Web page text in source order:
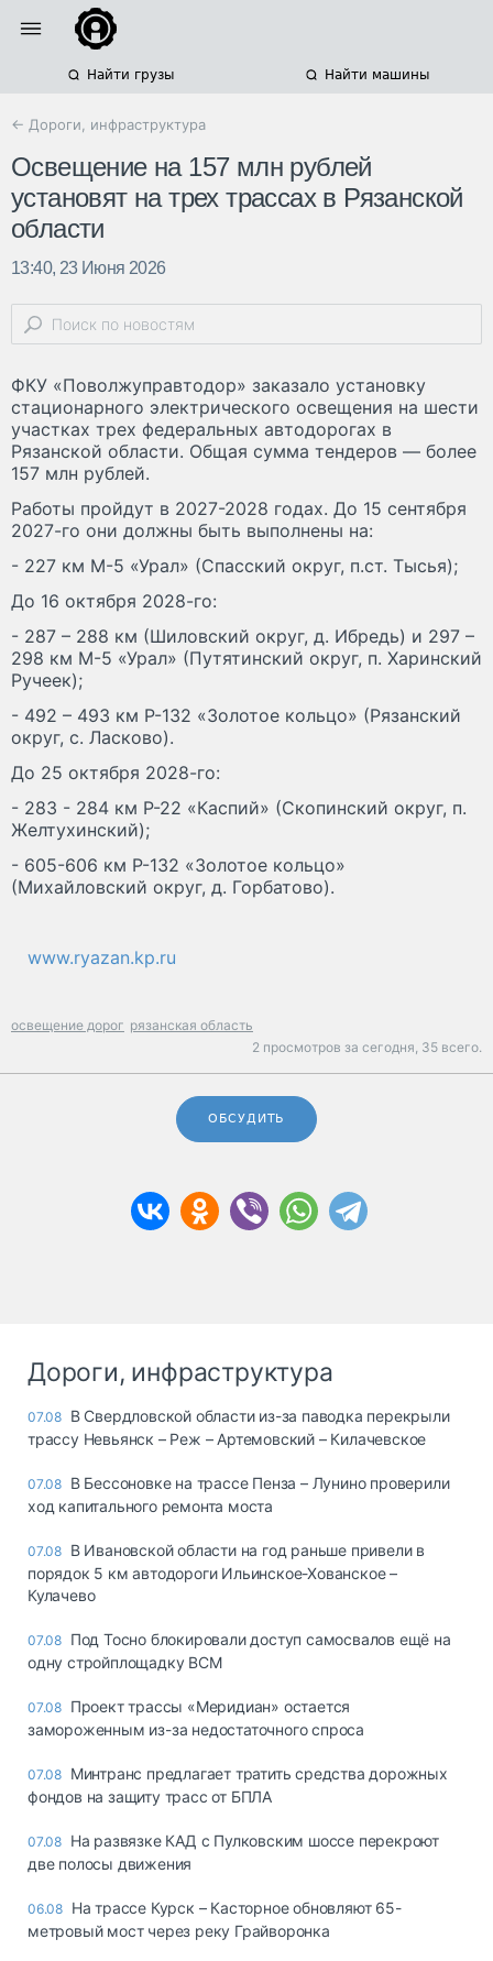
Найти грузы Найти машины
← Дороги, инфраструктура
Освещение на 157 млн рублей
установят на трех трассах в Рязанской
области
13:40, 23 Июня 2026
ФКУ «Поволжуправтодор» заказало установку
стационарного электрического освещения на шести
участках трех федеральных автодорогах в
Рязанской области. Общая сумма тендеров — более
157 млн рублей.
Работы пройдут в 2027-2028 годах. До 15 сентября
2027-го они должны быть выполнены на:
- 227 км М-5 «Урал» (Спасский округ, п.ст. Тысья);
До 16 октября 2028-го:
- 287 – 288 км (Шиловский округ, д. Ибредь) и 297 –
298 км М-5 «Урал» (Путятинский округ, п. Харинский
Ручеек);
- 492 – 493 км Р-132 «Золотое кольцо» (Рязанский
округ, с. Ласково).
До 25 октября 2028-го:
- 283 - 284 км Р-22 «Каспий» (Скопинский округ, п.
Желтухинский);
- 605-606 км Р-132 «Золотое кольцо»
(Михайловский округ, д. Горбатово).
www.ryazan.kp.ru
освещение дорог рязанская область
2 просмотров за сегодня, 35 всего.
ОБСУДИТЬ
Дороги, инфраструктура
07.08 В Свердловской области из-за паводка перекрыли
трассу Невьянск – Реж – Артемовский – Килачевское
07.08 В Бессоновке на трассе Пенза – Лунино проверили
ход капитального ремонта моста
07.08 В Ивановской области на год раньше привели в
порядок 5 км автодороги Ильинское-Хованское –
Кулачево
07.08 Под Тосно блокировали доступ самосвалов ещё на
одну стройплощадку ВСМ
07.08 Проект трассы «Меридиан» остается
замороженным из-за недостаточного спроса
07.08 Минтранс предлагает тратить средства дорожных
фондов на защиту трасс от БПЛА
07.08 На развязке КАД с Пулковским шоссе перекроют
две полосы движения
06.08 На трассе Курск – Касторное обновляют 65-
метровый мост через реку Грайворонка